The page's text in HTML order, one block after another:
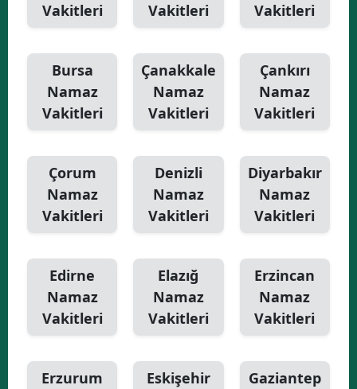
Vakitleri
Vakitleri
Vakitleri
Bursa
Namaz
Vakitleri
Çanakkale
Namaz
Vakitleri
Çankırı
Namaz
Vakitleri
Çorum
Namaz
Vakitleri
Denizli
Namaz
Vakitleri
Diyarbakır
Namaz
Vakitleri
Edirne
Namaz
Vakitleri
Elazığ
Namaz
Vakitleri
Erzincan
Namaz
Vakitleri
Erzurum
Eskişehir
Gaziantep